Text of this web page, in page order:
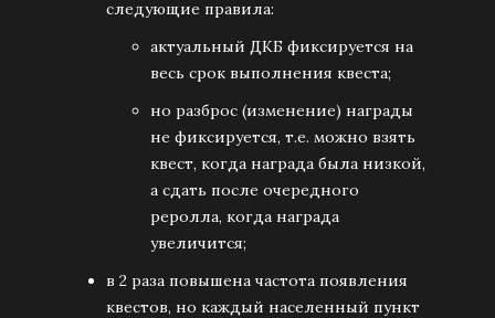
следующие правила:
актуальный ДКБ фиксируется на
весь срок выполнения квеста;
но разброс (изменение) награды
не фиксируется, т.е. можно взять
квест, когда награда была низкой,
а сдать после очередного
реролла, когда награда
увеличится;
в 2 раза повышена частота появления
квестов, но каждый населенный пункт